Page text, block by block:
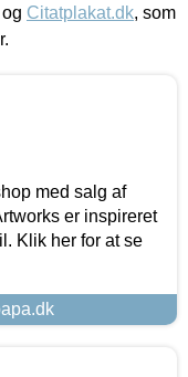
og Citatplakat.dk, som
med salg af
er inspireret
Klik her for at se